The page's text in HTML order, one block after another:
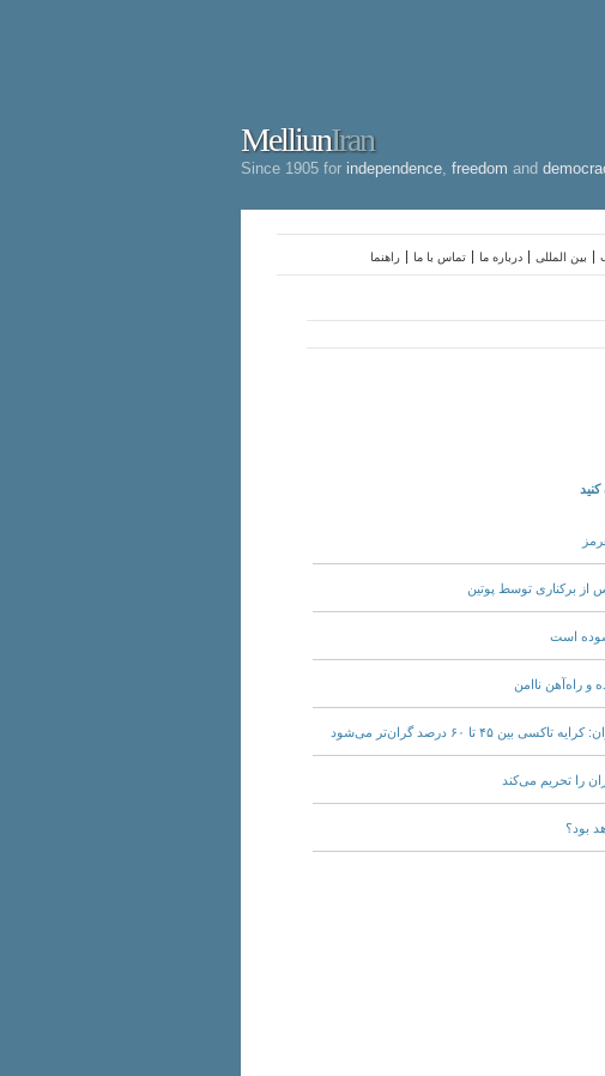
MelliunIran
Since 1905 for independence freedom and
راهنما تماس با ما درباره ما بین المللی